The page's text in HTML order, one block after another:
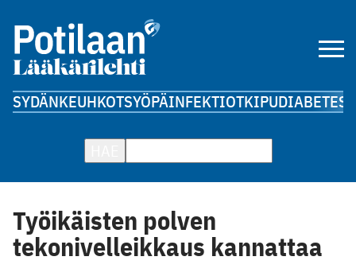
SYDÄNKEUHKOTSYÖPÄINFEKTIOTKIPUDIABETES
Työikäisten polven
tekonivelleikkaus kannattaa